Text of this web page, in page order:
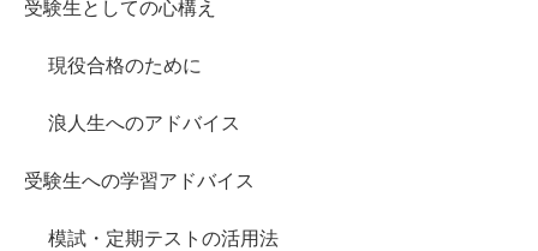
受験生としての心構え
現役合格のために
浪人生へのアドバイス
受験生への学習アドバイス
模試・定期テストの活用法